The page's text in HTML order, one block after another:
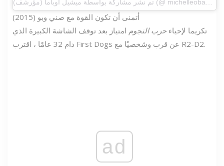
أتمنى أن تكون القوة مع صني وبو (2015)
تكريما لإحياء حرب النجوم امتياز بعد توقف الشاشة الكبيرة الذي
دام 32 عامًا ، اقترب First Dogs عن قرب وشخصيًا مع R2-D2.
ad